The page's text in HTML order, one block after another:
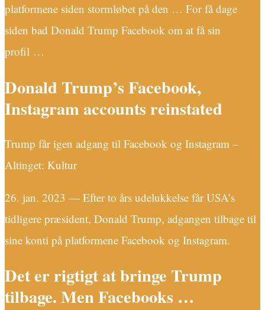
platformene siden stormløbet på den … For få dage
siden bad Donald Trump Facebook om at få sin
profil …
Donald Trump’s Facebook,
Instagram accounts reinstated
Trump får igen adgang til Facebook og Instagram –
Altinget: Kultur
26. jan. 2023 — Efter to års udelukkelse får USA’s
tidligere præsident, Donald Trump, adgangen tilbage til
sine konti på platformene Facebook og Instagram.
Det er rigtigt at bringe Trump
tilbage. Men Facebooks …